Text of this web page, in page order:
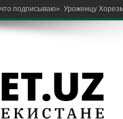
подписываю». Уроженцу